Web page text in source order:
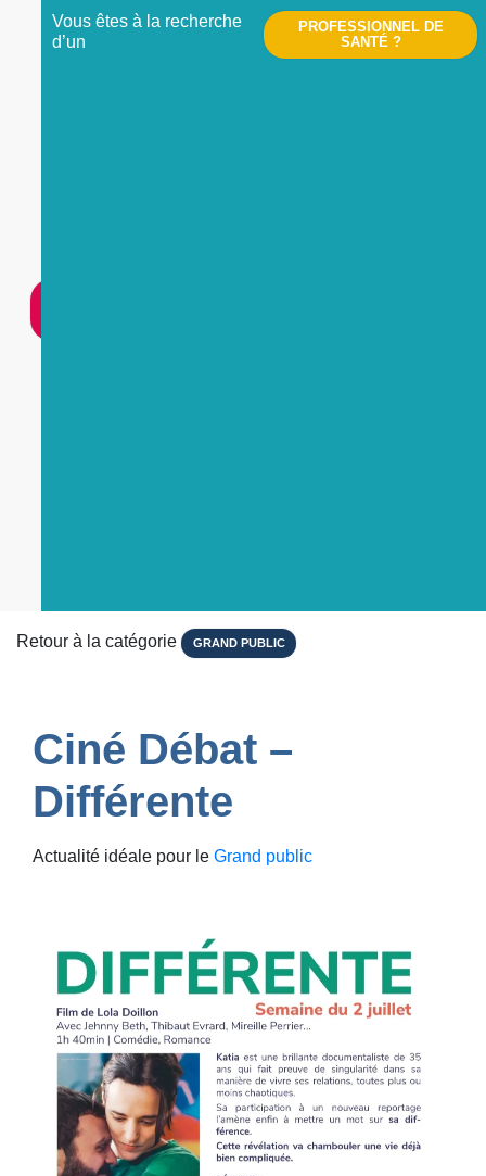
Vous êtes à la recherche
d’un
PROFESSIONNEL DE
SANTÉ ?
Retour à la catégorie GRAND PUBLIC
Ciné Débat –
Différente
Actualité idéale pour le Grand public